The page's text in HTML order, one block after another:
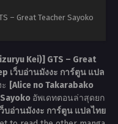
– Great Teacher Sayoko
Kei)] GTS – Great
เว็บอ่านมังงะ การ์ตูน แปล
[Alice no Takarabako
อัพเดทตอนล่าสุดยก
บอ่านมังงะ การ์ตูน แปลไทย